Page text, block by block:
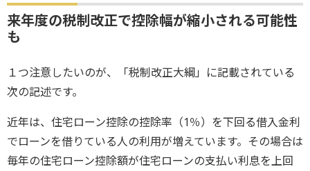
来年度の税制改正で控除幅が縮小される可能性
も
１つ注意したいのが、「税制改正大綱」に記載されている
次の記述です。
近年は、住宅ローン控除の控除率（1％）を下回る借入金利
でローンを借りている人の利用が増えています。その場合は
毎年の住宅ローン控除額が住宅ローンの支払い利息を上回